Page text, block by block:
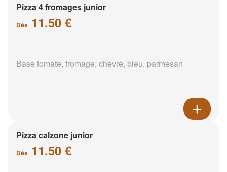
Pizza 4 fromages junior
Dès 11.50 €
Base tomate, fromage, chèvre, bleu, parmesan
Pizza calzone junior
Dès 11.50 €